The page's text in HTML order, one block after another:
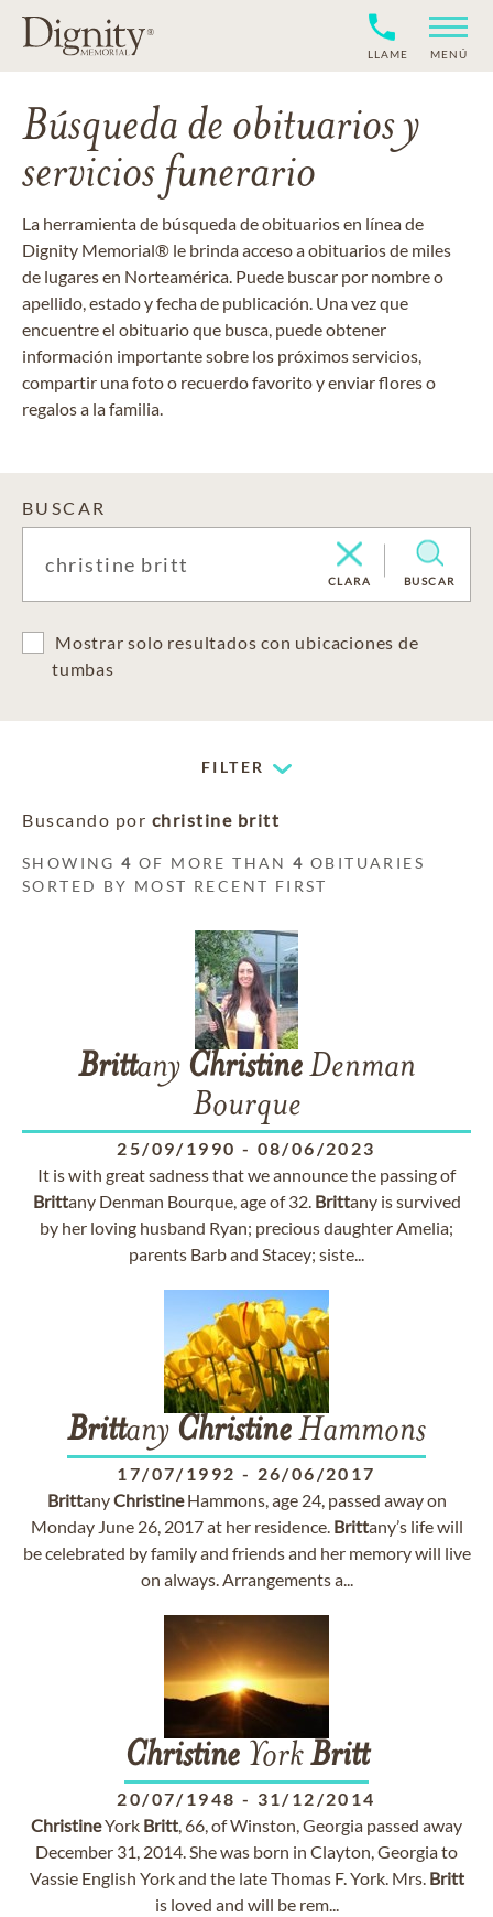
LLAME MENÚ
Búsqueda de obituarios y
servicios funerario
La herramienta de búsqueda de obituarios en línea de
Dignity Memorial® le brinda acceso a obituarios de miles
de lugares en Norteamérica. Puede buscar por nombre o
apellido, estado y fecha de publicación. Una vez que
encuentre el obituario que busca, puede obtener
información importante sobre los próximos servicios,
compartir una foto o recuerdo favorito y enviar flores o
regalos a la familia.
BUSCAR
CLARA BUSCAR
Mostrar solo resultados con ubicaciones de
tumbas
FILTER
Buscando por christine britt
SHOWING4 OF MORE THAN4 OBITUARIES
SORTED BY MOST RECENT FIRST
Brittany ChristineDenman
Bourque
25/09/1990 - 08/06/2023
It is with great sadness that we announce the passing of
Brittany Denman Bourque, age of 32. Brittany is survived
by her loving husband Ryan; precious daughter Amelia;
parents Barb and Stacey; siste...
Brittany ChristineHammons
17/07/1992 - 26/06/2017
BrittanyChristineHammons, age 24, passed away on
Monday June 26, 2017 at her residence. Brittany’s life will
be celebrated by family and friends and her memory will live
on always. Arrangements a...
Christine YorkBritt
20/07/1948 - 31/12/2014
ChristineYork Britt, 66, of Winston, Georgia passed away
December 31, 2014. She was born in Clayton, Georgia to
Vassie English York and the late Thomas F. York. Mrs. Britt
is loved and will be rem...